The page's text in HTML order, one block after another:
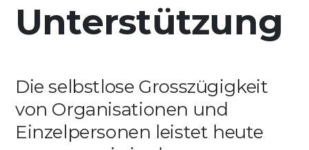
Kulturelles Programm
Stiftung
Vermietung
Unterstützung
Die selbstlose Grosszügigkeit
von Organisationen und
Einzelpersonen leistet heute